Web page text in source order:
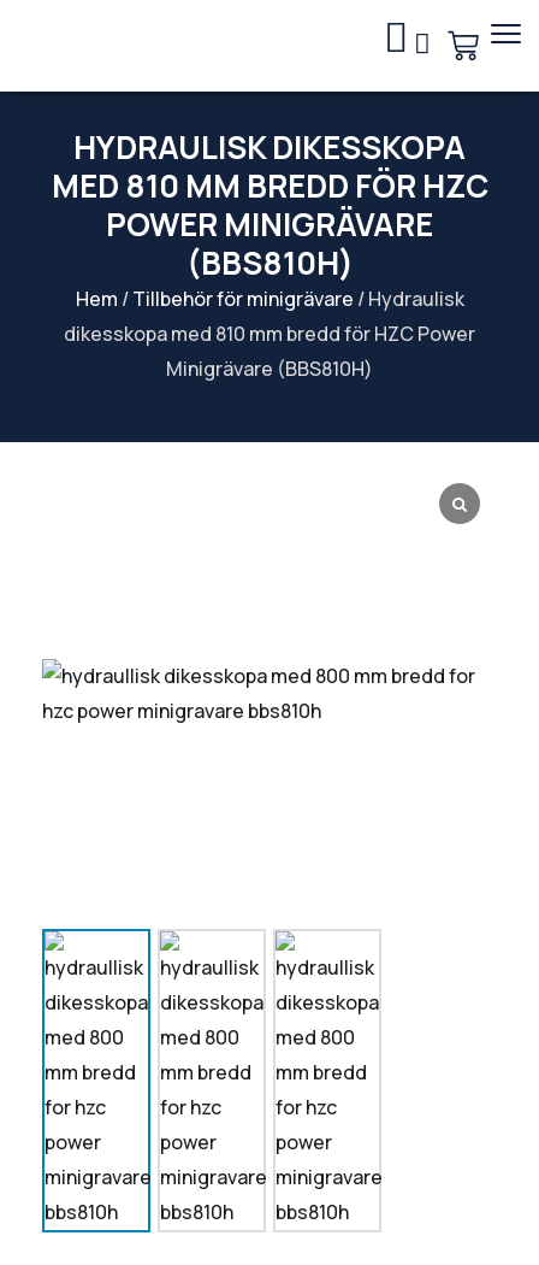
HYDRAULISK DIKESSKOPA
MED 810 MM BREDD FÖR HZC
POWER MINIGRÄVARE
(BBS810H)
Hem /Tillbehör för minigrävare / Hydraulisk
dikesskopa med 810 mm bredd för HZC Power
Minigrävare (BBS810H)